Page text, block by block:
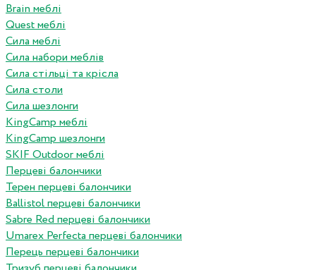
Brain меблі
Quest меблі
Сила меблі
Сила набори меблів
Сила стільці та крісла
Сила столи
Сила шезлонги
KingCamp меблі
KingCamp шезлонги
SKIF Outdoor меблі
Перцеві балончики
Терен перцеві балончики
Ballistol перцеві балончики
Sabre Red перцеві балончики
Umarex Perfecta перцеві балончики
Перець перцеві балончики